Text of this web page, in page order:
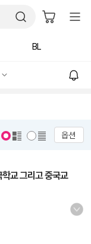
BL
옵션
교 그리고 중국교